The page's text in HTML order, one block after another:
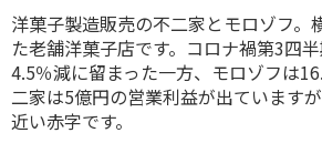
洋菓子製造販売の不二家とモロゾフ。
た老舗洋菓子店です。コロナ禍第3四
4.5％減に留まった一方、モロゾフは
二家は5億円の営業利益が出ています
近い赤字です。